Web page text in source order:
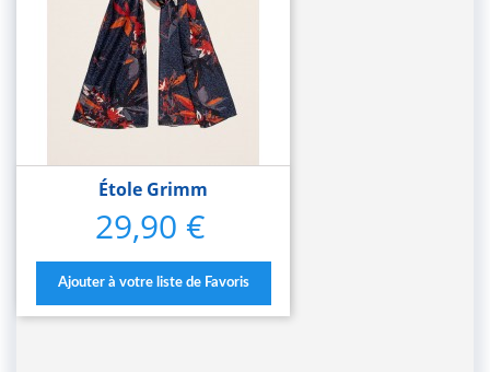
Étole Grimm
Prix
29,90 €
Ajouter à votre liste de Favoris